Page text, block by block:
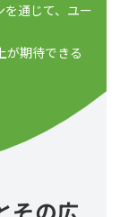
通じて、ユー
が期待できる
その広